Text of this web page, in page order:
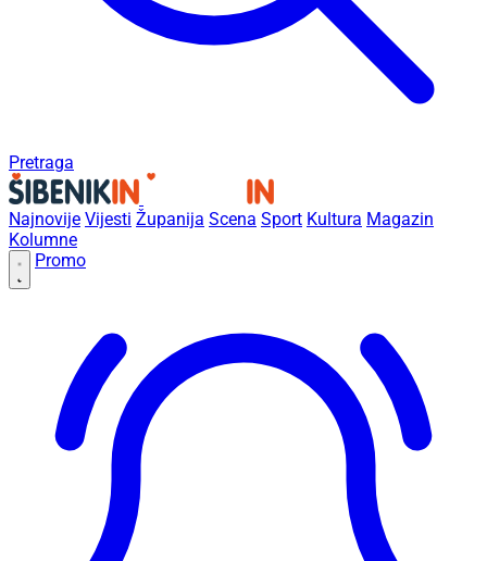
Pretraga
Najnovije Vijesti Županija Scena Sport Kultura Magazin
Kolumne
Promo